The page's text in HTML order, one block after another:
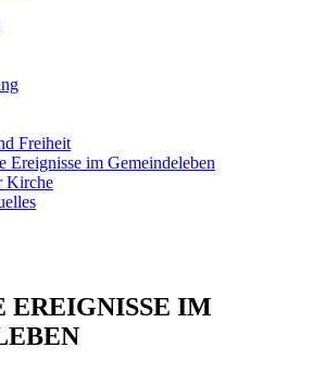
Freiheit
Ereignisse im Gemeindeleben
Kirche
EREIGNISSE IM